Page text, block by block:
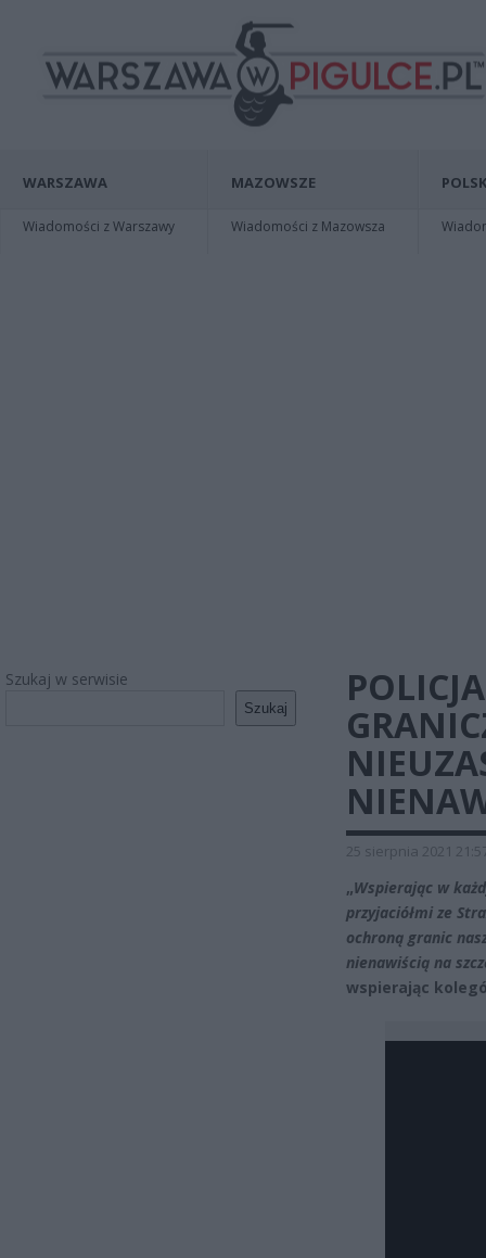
WARSZAWA
Wiadomości z Warszawy
MAZOWSZE
Wiadomości z Mazowsza
Szukaj w serwisie
Szukaj
25 sierpnia 2021
„Wspierając w
przyjaciółmi ze
ochroną granic
nienawiścią na
wspierając